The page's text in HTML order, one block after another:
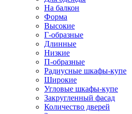
На балкон
Форма
Высокие
Г-образные
Длинные
Низкие
П-образные
Радиусные шкафы-купе
Широкие
Угловые шкафы-купе
Закругленный фасад
Количество дверей